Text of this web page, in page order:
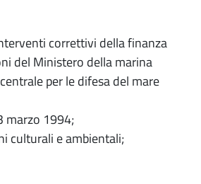
correttivi della finanza
del Ministero della marina
per le difesa del mare
marzo 1994;
culturali e ambientali;